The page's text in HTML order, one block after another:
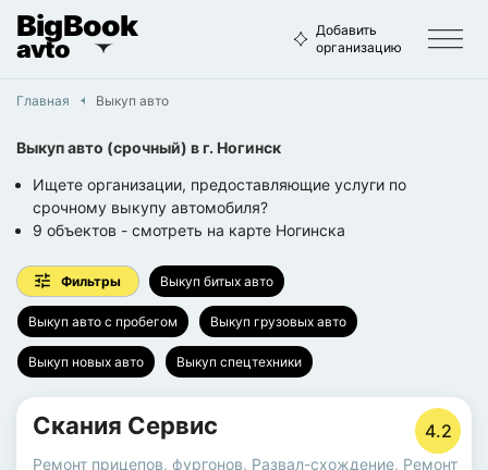
BigBook
avto
Добавить
организацию
Главная Выкуп авто
Выкуп авто (срочный) в г. Ногинск
Ищете организации, предоставляющие услуги по
срочному выкупу автомобиля?
9 объектов - смотреть на карте Ногинска
Фильтры Выкуп битых авто
Выкуп авто с пробегом Выкуп грузовых авто
Выкуп новых авто Выкуп спецтехники
Скания Сервис 4.2
Ремонт прицепов, фургонов, Развал-схождение, Ремонт